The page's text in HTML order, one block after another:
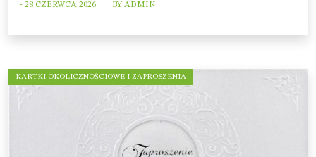
- 28 CZERWCA 2026 BYADMIN
KARTKI OKOLICZNOŚCIOWE I ZAPROSZENIA